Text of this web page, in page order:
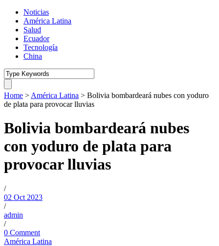
Noticias
América Latina
Salud
Ecuador
Tecnología
China
Home > América Latina > Bolivia bombardeará nubes con yoduro
de plata para provocar lluvias
Bolivia bombardeará nubes
con yoduro de plata para
provocar lluvias
/
02 Oct 2023
/
admin
/
0 Comment
América Latina